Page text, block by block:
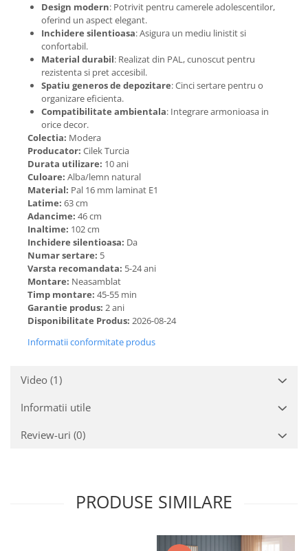
Design modern: Potrivit pentru camerele adolescentilor,
oferind un aspect elegant.
Inchidere silentioasa: Asigura un mediu linistit si
confortabil.
Material durabil: Realizat din PAL, cunoscut pentru
rezistenta si pret accesibil.
Spatiu generos de depozitare: Cinci sertare pentru o
organizare eficienta.
Compatibilitate ambientala: Integrare armonioasa in
orice decor.
Colectia: Modera
Producator: Cilek Turcia
Durata utilizare: 10 ani
Culoare: Alba/lemn natural
Material: Pal 16 mm laminat E1
Latime: 63 cm
Adancime: 46 cm
Inaltime: 102 cm
Inchidere silentioasa: Da
Numar sertare: 5
Varsta recomandata: 5-24 ani
Montare: Neasamblat
Timp montare: 45-55 min
Garantie produs: 2 ani
Disponibilitate Produs: 2026-08-24
Informatii conformitate produs
Video (1)
Informatii utile
Review-uri (0)
PRODUSE SIMILARE